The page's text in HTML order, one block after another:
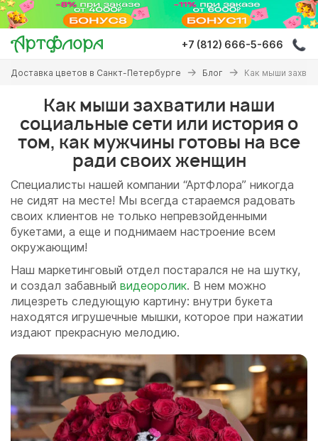
Перейти
основному
содержанию
+7 (812) 666-5-666
Вы
здесь
Доставка цветов в Санкт-Петербурге Блог Как мыши
Как мыши захватили наши
социальные сети или история о
том, как мужчины готовы на все
ради своих женщин
Специалисты нашей компании “АртФлора” никогда
не сидят на месте! Мы всегда стараемся радовать
своих клиентов не только непревзойденными
букетами, а еще и поднимаем настроение всем
окружающим!
Наш маркетинговый отдел постарался не на шутку,
и создал забавный видеоролик. В нем можно
лицезреть следующую картину: внутри букета
находятся игрушечные мышки, которое при нажатии
издают прекрасную мелодию.